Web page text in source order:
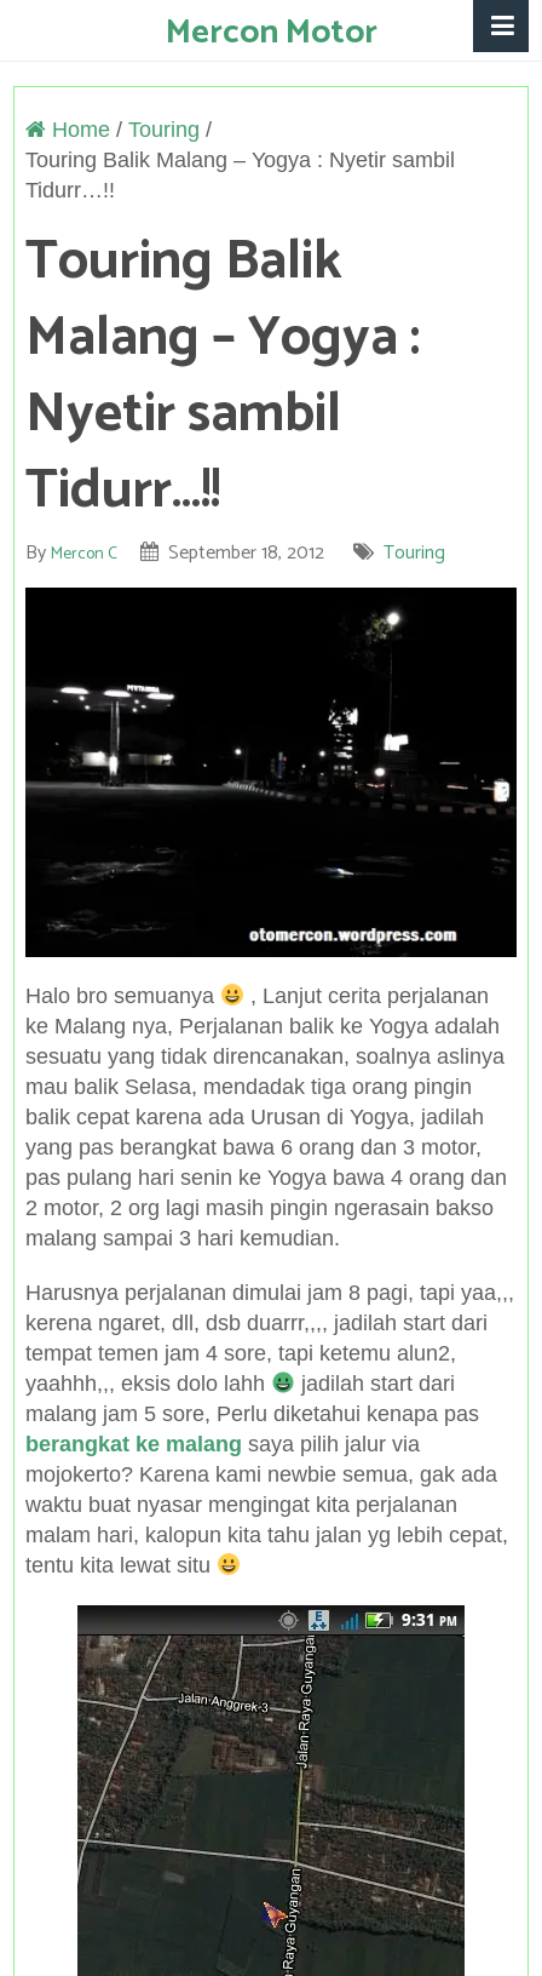
Mercon Motor
Home/ Touring /
Touring Balik Malang – Yogya : Nyetir sambil
Tidurr…!!
Touring Balik
Malang – Yogya :
Nyetir sambil
Tidurr…!!
ByMercon C September 18, 2012 Touring
Halo bro semuanya
, Lanjut cerita perjalanan
ke Malang nya, Perjalanan balik ke Yogya adalah
sesuatu yang tidak direncanakan, soalnya aslinya
mau balik Selasa, mendadak tiga orang pingin
balik cepat karena ada Urusan di Yogya, jadilah
yang pas berangkat bawa 6 orang dan 3 motor,
pas pulang hari senin ke Yogya bawa 4 orang dan
2 motor, 2 org lagi masih pingin ngerasain bakso
malang sampai 3 hari kemudian.
Harusnya perjalanan dimulai jam 8 pagi, tapi yaa,,,
kerena ngaret, dll, dsb duarrr,,,, jadilah start dari
tempat temen jam 4 sore, tapi ketemu alun2,
yaahhh,,, eksis dolo lahh
jadilah start dari
malang jam 5 sore, Perlu diketahui kenapa pas
berangkat ke malang saya pilih jalur via
mojokerto? Karena kami newbie semua, gak ada
waktu buat nyasar mengingat kita perjalanan
malam hari, kalopun kita tahu jalan yg lebih cepat,
tentu kita lewat situ